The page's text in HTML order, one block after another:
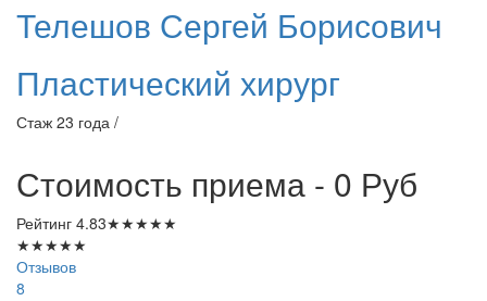
Телешов Сергей Борисович
Пластический хирург
Стаж 23 года /
Стоимость приема - 0 Руб
Рейтинг 4.83★★★★★
★★★★★
Отзывов
8